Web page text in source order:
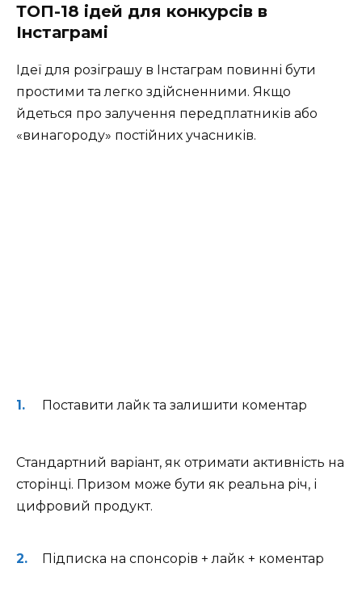
ТОП-18 ідей для конкурсів в
Інстаграмі
Ідеї для розіграшу в Інстаграм повинні бути
простими та легко здійсненними. Якщо
йдеться про залучення передплатників або
«винагороду» постійних учасників.
Поставити лайк та залишити коментар
Стандартний варіант, як отримати активність на
сторінці. Призом може бути як реальна річ, і
цифровий продукт.
Підписка на спонсорів + лайк + коментар